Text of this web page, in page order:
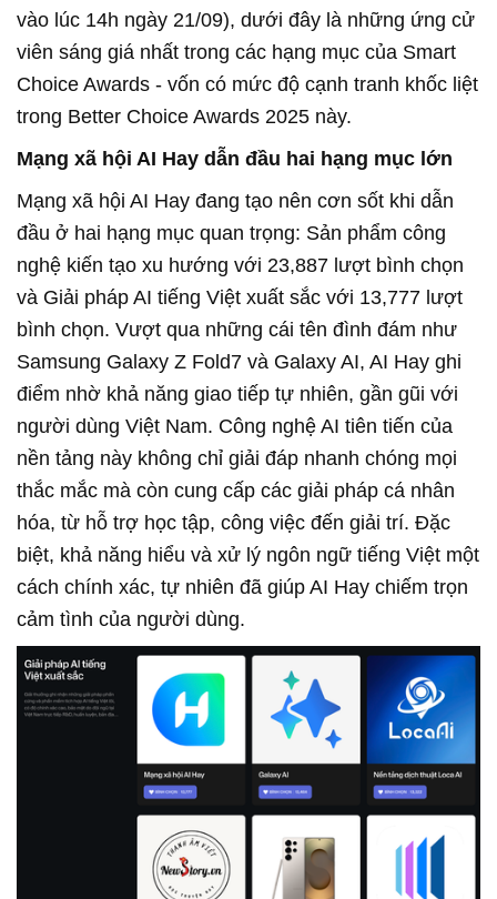
vào lúc 14h ngày 21/09), dưới đây là những ứng cử
viên sáng giá nhất trong các hạng mục của Smart
Choice Awards - vốn có mức độ cạnh tranh khốc liệt
trong Better Choice Awards 2025 này.
Mạng xã hội AI Hay dẫn đầu hai hạng mục lớn
Mạng xã hội AI Hay đang tạo nên cơn sốt khi dẫn
đầu ở hai hạng mục quan trọng: Sản phẩm công
nghệ kiến tạo xu hướng với 23,887 lượt bình chọn
và Giải pháp AI tiếng Việt xuất sắc với 13,777 lượt
bình chọn. Vượt qua những cái tên đình đám như
Samsung Galaxy Z Fold7 và Galaxy AI, AI Hay ghi
điểm nhờ khả năng giao tiếp tự nhiên, gần gũi với
người dùng Việt Nam. Công nghệ AI tiên tiến của
nền tảng này không chỉ giải đáp nhanh chóng mọi
thắc mắc mà còn cung cấp các giải pháp cá nhân
hóa, từ hỗ trợ học tập, công việc đến giải trí. Đặc
biệt, khả năng hiểu và xử lý ngôn ngữ tiếng Việt một
cách chính xác, tự nhiên đã giúp AI Hay chiếm trọn
cảm tình của người dùng.